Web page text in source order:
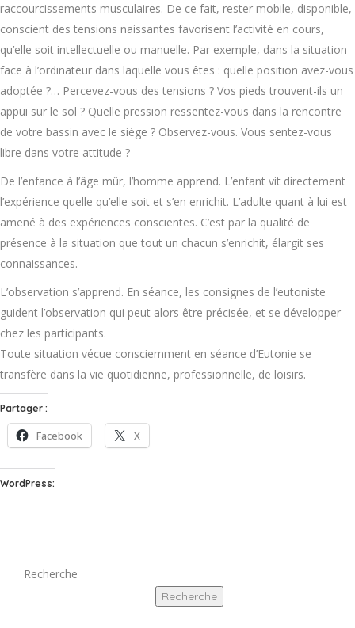
raccourcissements musculaires. De ce fait, rester mobile, disponible,
conscient des tensions naissantes favorisent l’activité en cours,
qu’elle soit intellectuelle ou manuelle. Par exemple, dans la situation
face à l’ordinateur dans laquelle vous êtes : quelle position avez-vous
adoptée ?… Percevez-vous des tensions ? Vos pieds trouvent-ils un
appui sur le sol ? Quelle pression ressentez-vous dans la rencontre
de votre bassin avec le siège ? Observez-vous. Vous sentez-vous
libre dans votre attitude ?
De l’enfance à l’âge mûr, l’homme apprend. L’enfant vit directement
l’expérience quelle qu’elle soit et s’en enrichit. L’adulte quant à lui est
amené à des expériences conscientes. C’est par la qualité de
présence à la situation que tout un chacun s’enrichit, élargit ses
connaissances.
L’observation s’apprend. En séance, les consignes de l’eutoniste
guident l’observation qui peut alors être précisée, et se développer
chez les participants.
Toute situation vécue consciemment en séance d’Eutonie se
transfère dans la vie quotidienne, professionnelle, de loisirs.
Partager :
Facebook X
WordPress:
Recherche
Recherche